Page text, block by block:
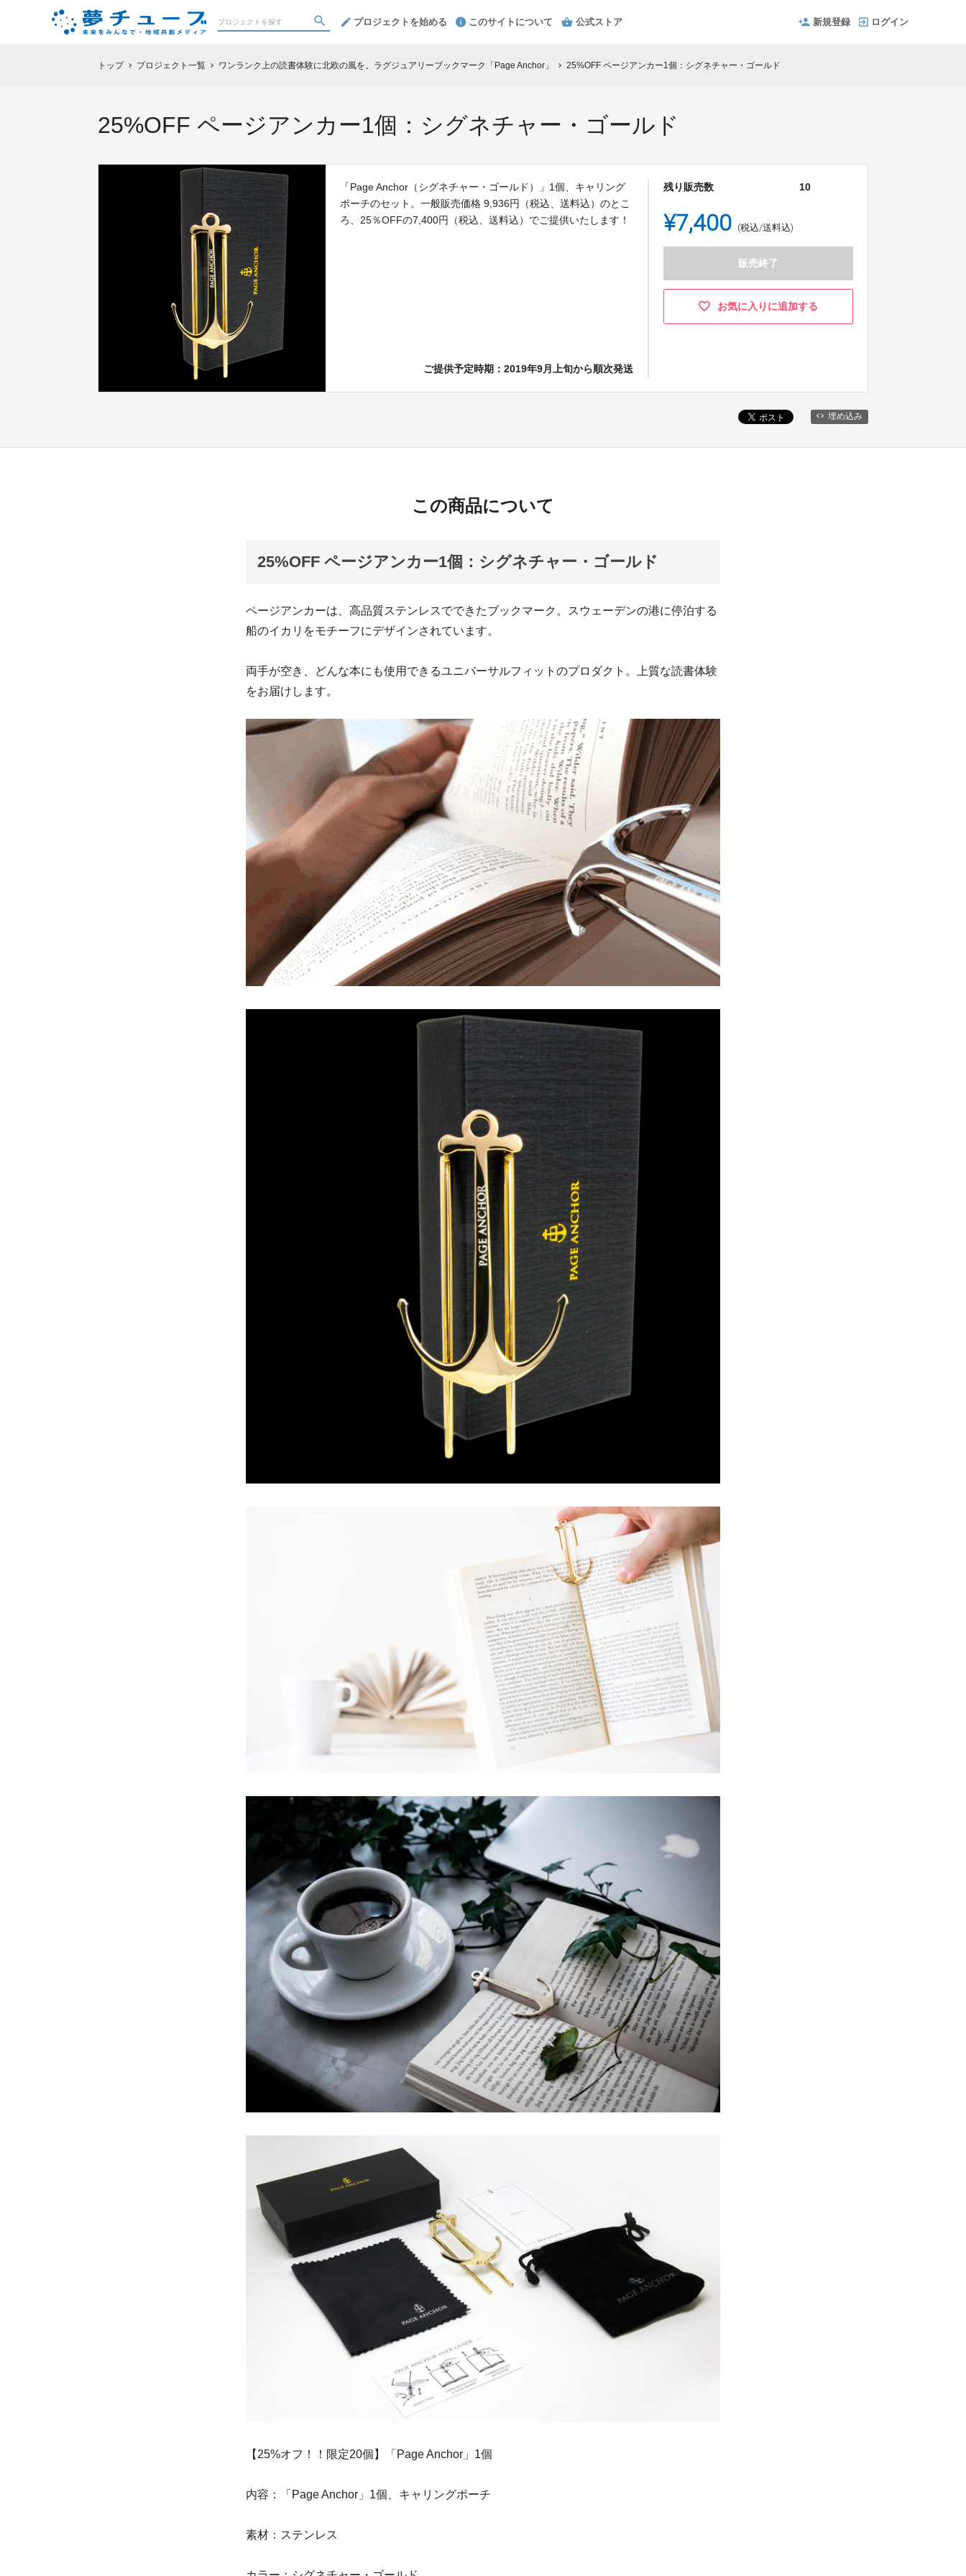
プロジェクトを始める このサイトについて 公式ストア 新規登録 ログイン
トップ chevron_right プロジェクト一覧 chevron_right ワンランク上の読書体験に北欧の風を。ラグジュアリーブックマーク「Page Anchor」 chevron_right 25%OFF ページアンカー1個：シグネチャー・ゴールド
25%OFF ページアンカー1個：シグネチャー・ゴールド
「Page Anchor（シグネチャー・ゴールド）」1個、キャリング
ポーチのセット。一般販売価格 9,936円（税込、送料込）のとこ
ろ、25％OFFの7,400円（税込、送料込）でご提供いたします！
ご提供予定時期：2019年9月上旬から順次発送
残り販売数 10
¥7,400 (税込/送料込)
販売終了
お気に入りに追加する
埋め込み
この商品について
25%OFF ページアンカー1個：シグネチャー・ゴールド
ページアンカーは、高品質ステンレスでできたブックマーク。スウェーデンの港に停泊する
船のイカリをモチーフにデザインされています。
両手が空き、どんな本にも使用できるユニバーサルフィットのプロダクト。上質な読書体験
をお届けします。
【25%オフ！！限定20個】「Page Anchor」1個
内容：「Page Anchor」1個、キャリングポーチ
素材：ステンレス